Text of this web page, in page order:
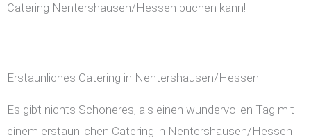
Catering Nentershausen/Hessen buchen kann!
Erstaunliches Catering in Nentershausen/Hessen
Es gibt nichts Schöneres, als einen wundervollen Tag mit
einem erstaunlichen Catering in Nentershausen/Hessen